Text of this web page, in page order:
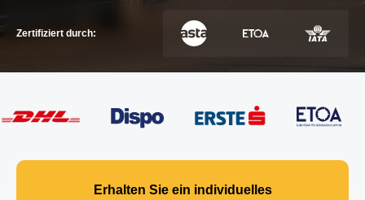
Zertifiziert durch:
Erhalten Sie ein individuelles